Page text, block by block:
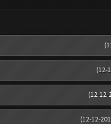
(12-
(12-12-
(12-12-